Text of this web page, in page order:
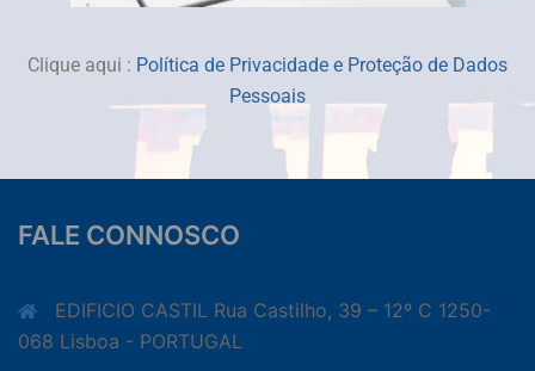
Clique aqui : Política de Privacidade e Proteção de Dados
Pessoais
FALE CONNOSCO
EDIFICIO CASTIL Rua Castilho, 39 – 12º C 1250-
068 Lisboa - PORTUGAL